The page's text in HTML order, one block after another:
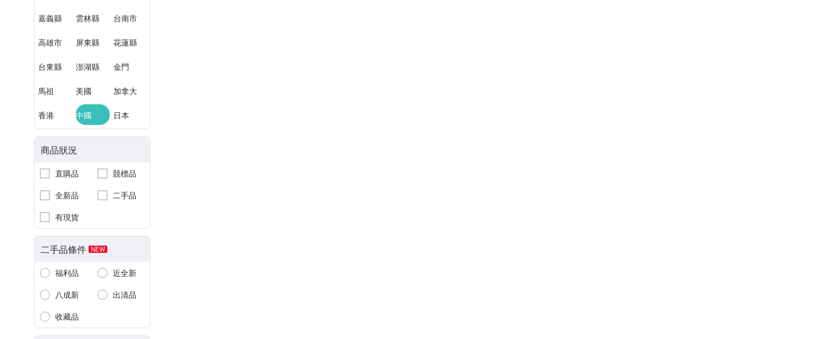
嘉義縣 雲林縣 台南市
高雄市 屏東縣 花蓮縣
台東縣 澎湖縣 金門
馬祖 美國 加拿大
香港 中國 日本
商品狀況
直購品
競標品
全新品
二手品
有現貨
二手品條件 NEW
福利品
近全新
八成新
出清品
收藏品